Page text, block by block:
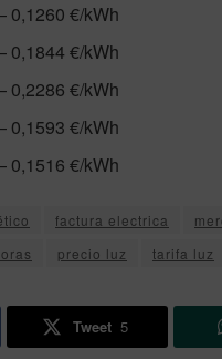
0,1260 €/kWh
0,1844 €/kWh
0,2286 €/kWh
0,1593 €/kWh
0,1516 €/kWh
factura electrica
precio luz tarifa luz
Tweet 5